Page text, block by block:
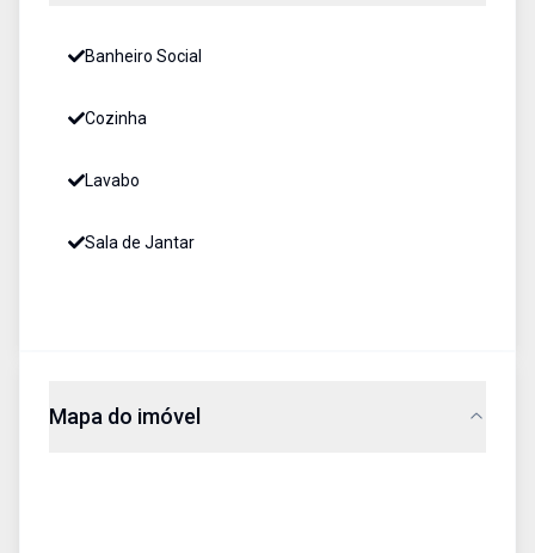
Banheiro Social
Cozinha
Lavabo
Sala de Jantar
Mapa do imóvel